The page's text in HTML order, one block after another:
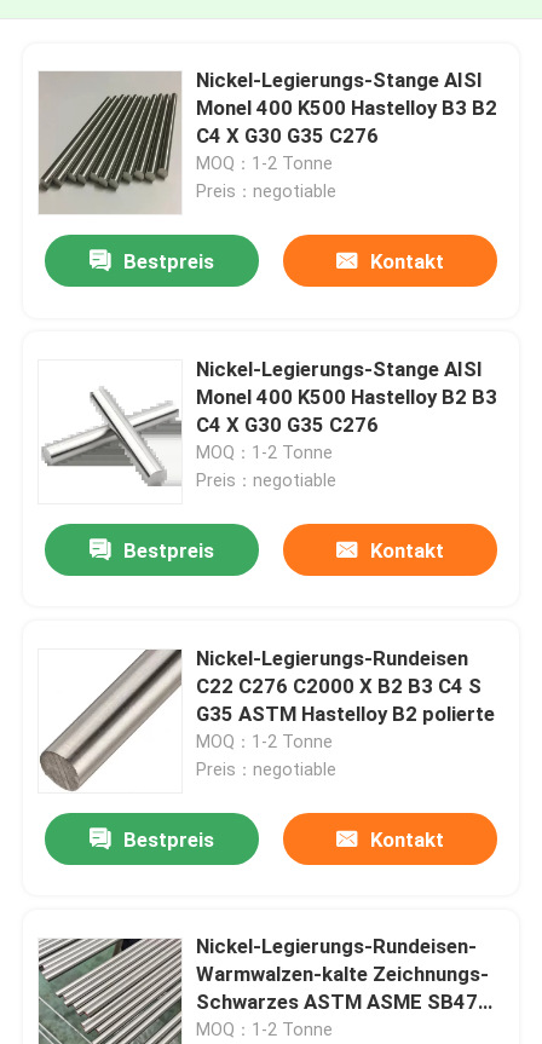
Nickel-Legierungs-Stange AISI
Monel 400 K500 Hastelloy B3 B2
C4 X G30 G35 C276
MOQ：1-2 Tonne
Preis：negotiable
Bestpreis Kontakt
Nickel-Legierungs-Stange AISI
Monel 400 K500 Hastelloy B2 B3
C4 X G30 G35 C276
MOQ：1-2 Tonne
Preis：negotiable
Bestpreis Kontakt
Nickel-Legierungs-Rundeisen
C22 C276 C2000 X B2 B3 C4 S
G35 ASTM Hastelloy B2 polierte
MOQ：1-2 Tonne
Preis：negotiable
Bestpreis Kontakt
Nickel-Legierungs-Rundeisen-
Warmwalzen-kalte Zeichnungs-
Schwarzes ASTM ASME SB472
Hastelloy C 22 UNS N06022 oder
MOQ：1-2 Tonne